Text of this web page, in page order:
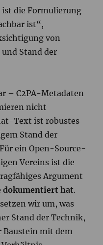
die Formulierung
ist“,
von
Stand der
– C2PA-Metadaten
nicht
Text ist robustes
Stand der
ein Open-Source-
Vereins ist die
Argument
dokumentiert hat.
wir um, was
Stand der Technik,
Baustein mit dem